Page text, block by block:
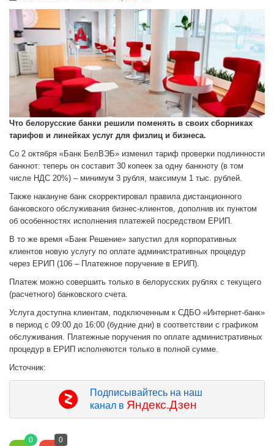
Что белорусские банки решили поменять в своих сборниках
тарифов и линейках услуг для физлиц и бизнеса.
Со 2 октября «Банк БелВЭБ» изменил тариф проверки подлинности
банкнот: теперь он составит 30 копеек за одну банкноту (в том
числе НДС 20%) – минимум 3 рубля, максимум 1 тыс. рублей.
Также накануне банк скорректировал правила дистанционного
банковского обслуживания бизнес-клиентов, дополнив их пунктом
об особенностях исполнения платежей посредством ЕРИП.
В то же время «Банк Решение» запустил для корпоративных
клиентов новую услугу по оплате административных процедур
через ЕРИП (106 – Платежное поручение в ЕРИП).
Платеж можно совершить только в белорусских рублях с текущего
(расчетного) банковского счета.
Услуга доступна клиентам, подключенным к СДБО «Интернет-банк»
в период с 09:00 до 16:00 (будние дни) в соответствии с графиком
обслуживания. Платежные поручения по оплате административных
процедур в ЕРИП исполняются только в полной сумме.
Источник:
Подписывайтесь на наш
канал в Яндекс.Дзен
0 0